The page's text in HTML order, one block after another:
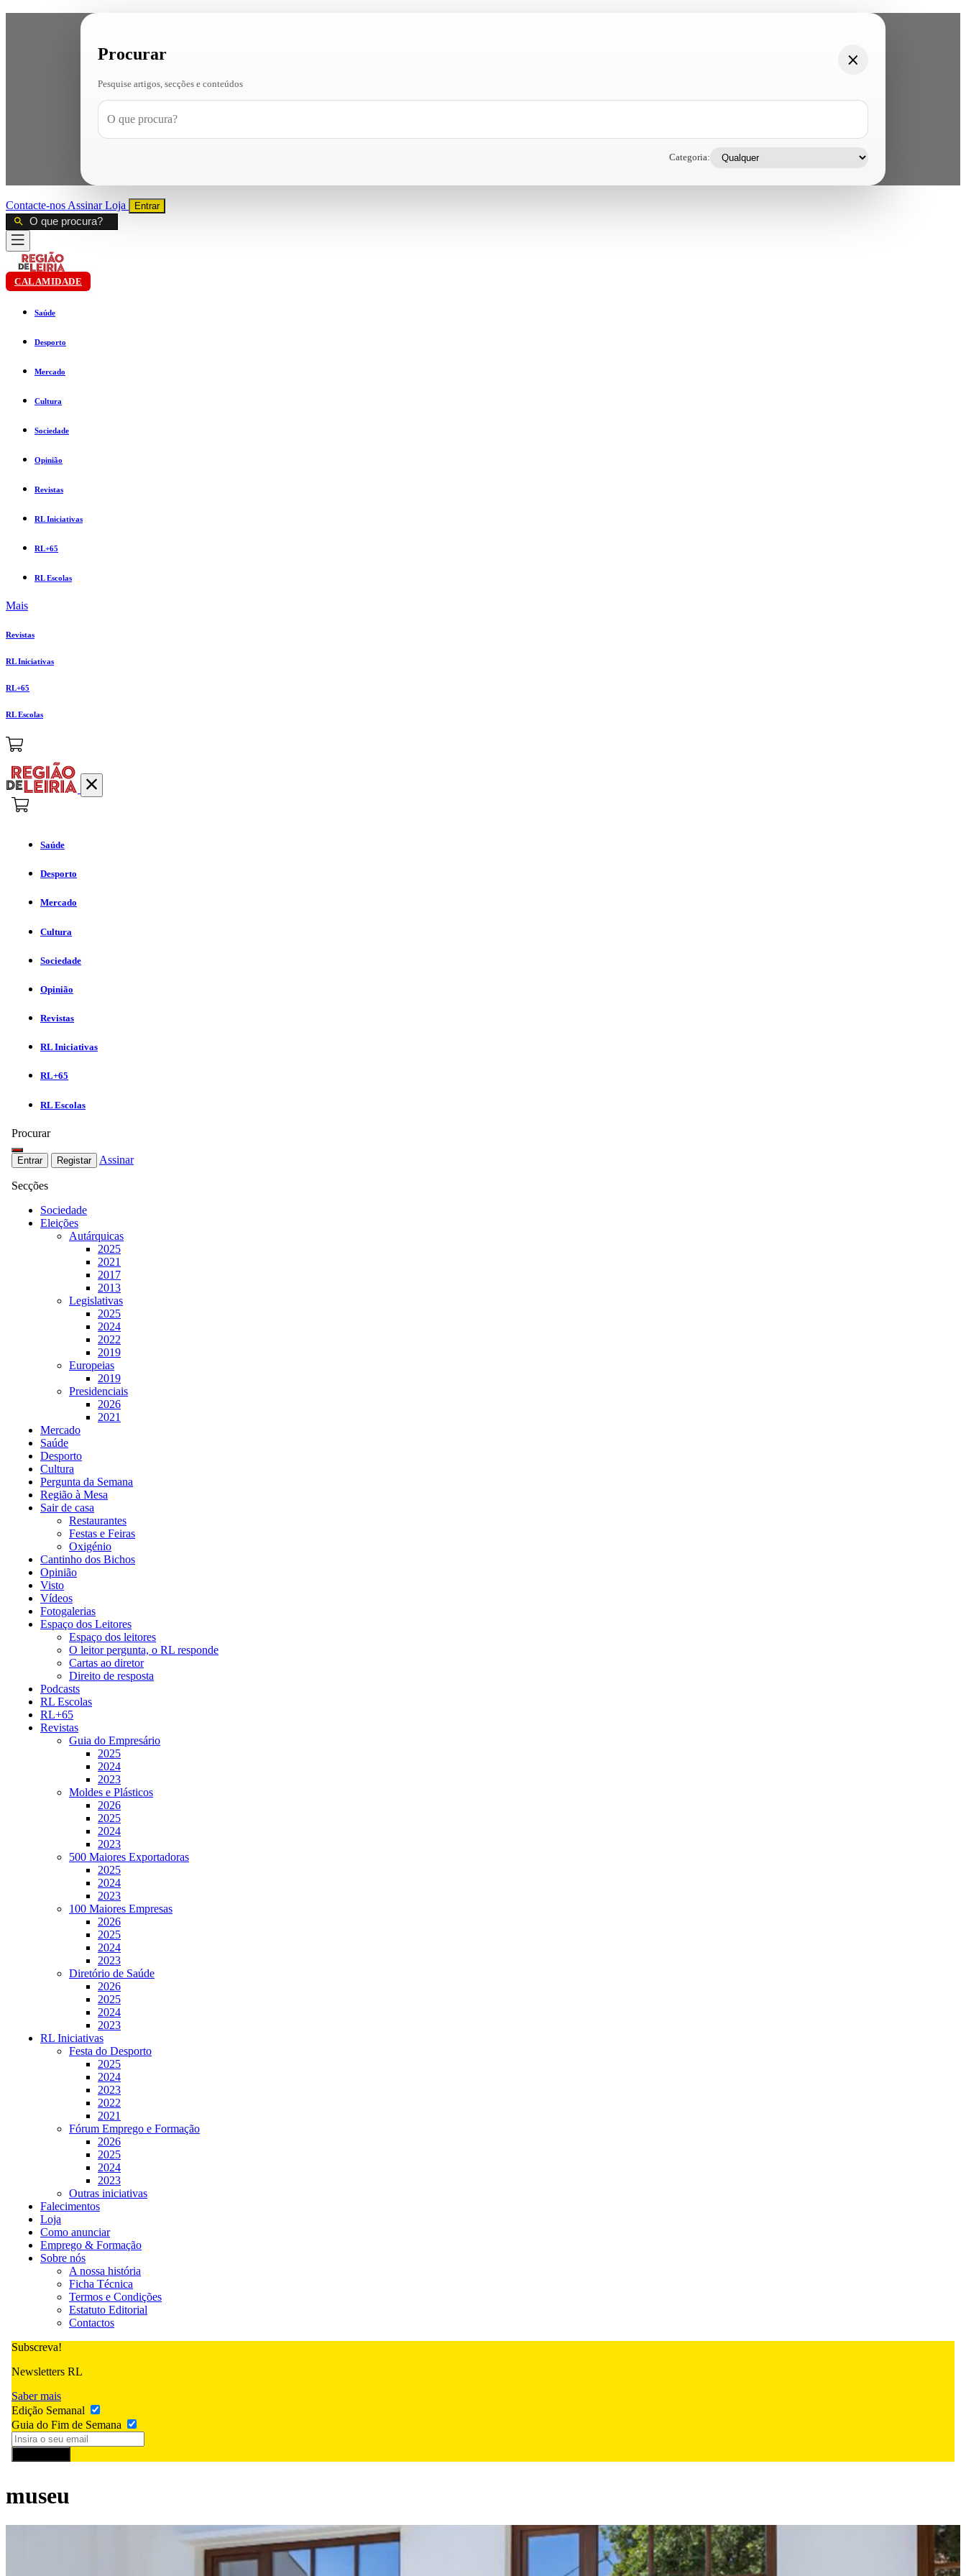
Procurar
Pesquise artigos, secções e conteúdos
Categoria:
Contacte-nos AssinarLoja Entrar
CALAMIDADE
Saúde
Desporto
Mercado
Cultura
Sociedade
Opinião
Revistas
RL Iniciativas
RL+65
RL Escolas
Mais
Revistas
RL Iniciativas
RL+65
RL Escolas
Saúde
Desporto
Mercado
Cultura
Sociedade
Opinião
Revistas
RL Iniciativas
RL+65
RL Escolas
Procurar
Entrar Registar Assinar
Secções
Sociedade
Eleições
Autárquicas
2025
2021
2017
2013
Legislativas
2025
2024
2022
2019
Europeias
2019
Presidenciais
2026
2021
Mercado
Saúde
Desporto
Cultura
Pergunta da Semana
Região à Mesa
Sair de casa
Restaurantes
Festas e Feiras
Oxigénio
Cantinho dos Bichos
Opinião
Visto
Vídeos
Fotogalerias
Espaço dos Leitores
Espaço dos leitores
O leitor pergunta, o RL responde
Cartas ao diretor
Direito de resposta
Podcasts
RL Escolas
RL+65
Revistas
Guia do Empresário
2025
2024
2023
Moldes e Plásticos
2026
2025
2024
2023
500 Maiores Exportadoras
2025
2024
2023
100 Maiores Empresas
2026
2025
2024
2023
Diretório de Saúde
2026
2025
2024
2023
RL Iniciativas
Festa do Desporto
2025
2024
2023
2022
2021
Fórum Emprego e Formação
2026
2025
2024
2023
Outras iniciativas
Falecimentos
Loja
Como anunciar
Emprego & Formação
Sobre nós
A nossa história
Ficha Técnica
Termos e Condições
Estatuto Editorial
Contactos
Subscreva!
Newsletters RL
Saber mais
Edição Semanal
Guia do Fim de Semana
museu